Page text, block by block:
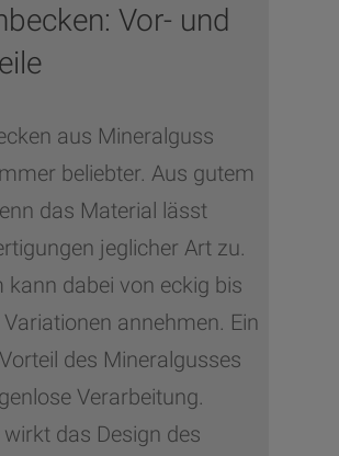
Vor- und
aus Mineralguss
beliebter. Aus gutem
das Material lässt
jeglicher Art zu.
kann dabei von eckig bis
annehmen. Ein
des Mineralgusses
Verarbeitung.
das Design des